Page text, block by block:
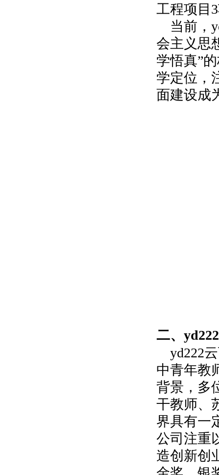
工程项目 3
当前，
会主义思
学悟真”
学定位，
面建设成
二、
yd222
中青年教
背景，多
干教师、
界具有一
公司注重
造创新创